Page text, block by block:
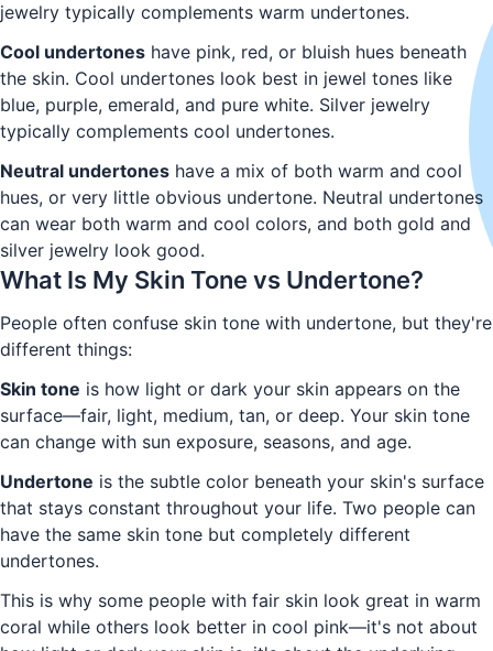
jewelry typically complements warm undertones.
Cool undertones have pink, red, or bluish hues beneath
the skin. Cool undertones look best in jewel tones like
blue, purple, emerald, and pure white. Silver jewelry
typically complements cool undertones.
Neutral undertones have a mix of both warm and cool
hues, or very little obvious undertone. Neutral undertones
can wear both warm and cool colors, and both gold and
silver jewelry look good.
What Is My Skin Tone vs Undertone?
People often confuse skin tone with undertone, but they're
different things:
Skin tone is how light or dark your skin appears on the
surface—fair, light, medium, tan, or deep. Your skin tone
can change with sun exposure, seasons, and age.
Undertone is the subtle color beneath your skin's surface
that stays constant throughout your life. Two people can
have the same skin tone but completely different
undertones.
This is why some people with fair skin look great in warm
coral while others look better in cool pink—it's not about